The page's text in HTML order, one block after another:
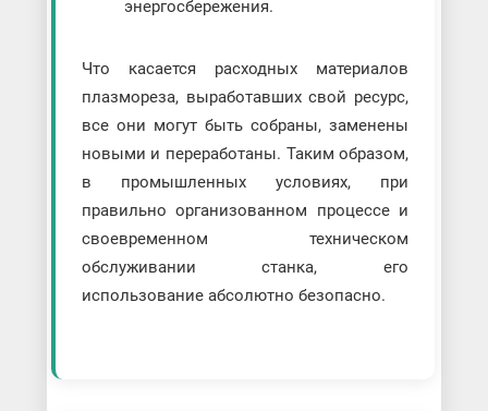
энергосбережения.
Что касается расходных материалов
плазмореза, выработавших свой ресурс,
все они могут быть собраны, заменены
новыми и переработаны. Таким образом,
в промышленных условиях, при
правильно организованном процессе и
своевременном техническом
обслуживании станка, его
использование абсолютно безопасно.